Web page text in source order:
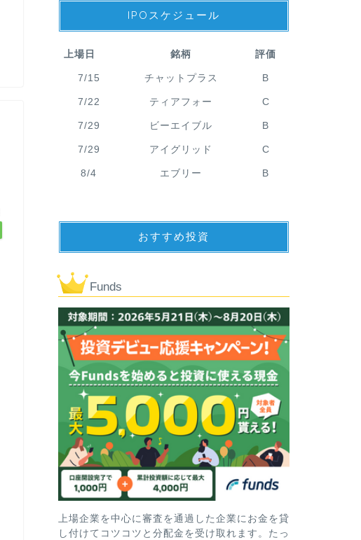
IPOスケジュール
上場日 銘柄 評価
7/15 チャットプラス B
7/22 ティアフォー C
7/29 ビーエイブル B
7/29 アイグリッド C
8/4 エブリー B
おすすめ投資
Funds
上場企業を中心に審査を通過した企業にお金を貸
し付けてコツコツと分配金を受け取れます。たっ